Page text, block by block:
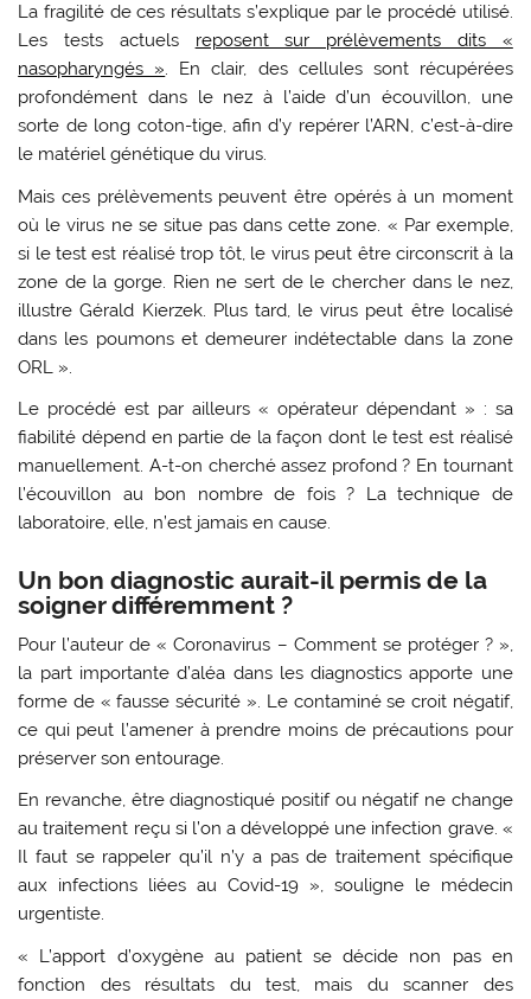
La fragilité de ces résultats s’explique par le procédé utilisé.
Les tests actuels reposent sur prélèvements dits «
nasopharyngés ». En clair, des cellules sont récupérées
profondément dans le nez à l’aide d’un écouvillon, une
sorte de long coton-tige, afin d’y repérer l’ARN, c’est-à-dire
le matériel génétique du virus.
Mais ces prélèvements peuvent être opérés à un moment
où le virus ne se situe pas dans cette zone. « Par exemple,
si le test est réalisé trop tôt, le virus peut être circonscrit à la
zone de la gorge. Rien ne sert de le chercher dans le nez,
illustre Gérald Kierzek. Plus tard, le virus peut être localisé
dans les poumons et demeurer indétectable dans la zone
ORL ».
Le procédé est par ailleurs « opérateur dépendant » : sa
fiabilité dépend en partie de la façon dont le test est réalisé
manuellement. A-t-on cherché assez profond ? En tournant
l’écouvillon au bon nombre de fois ? La technique de
laboratoire, elle, n’est jamais en cause.
Un bon diagnostic aurait-il permis de la
soigner différemment ?
Pour l’auteur de « Coronavirus – Comment se protéger ? »,
la part importante d’aléa dans les diagnostics apporte une
forme de « fausse sécurité ». Le contaminé se croit négatif,
ce qui peut l’amener à prendre moins de précautions pour
préserver son entourage.
En revanche, être diagnostiqué positif ou négatif ne change
au traitement reçu si l’on a développé une infection grave. «
Il faut se rappeler qu’il n’y a pas de traitement spécifique
aux infections liées au Covid-19 », souligne le médecin
urgentiste.
« L’apport d’oxygène au patient se décide non pas en
fonction des résultats du test, mais du scanner des